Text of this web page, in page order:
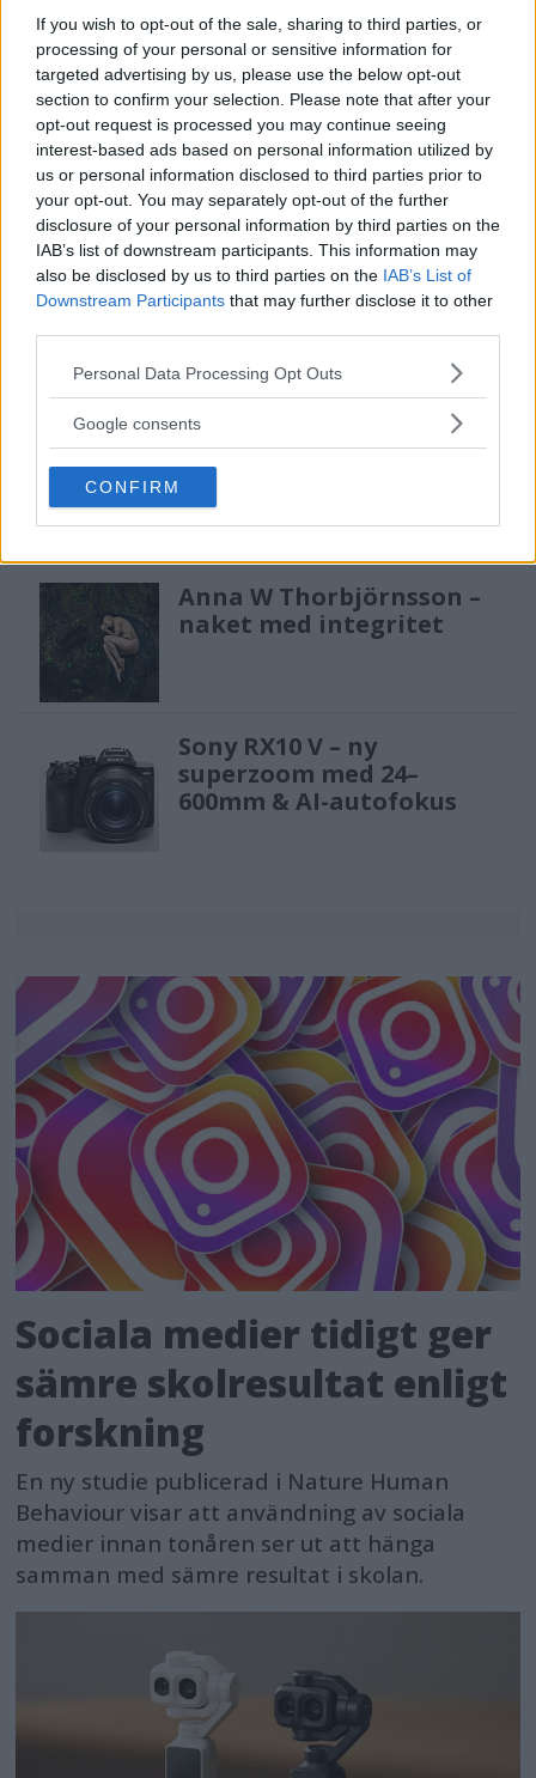
If you wish to opt-out of the sale, sharing to third parties, or
processing of your personal or sensitive information for
targeted advertising by us, please use the below opt-out
section to confirm your selection. Please note that after your
opt-out request is processed you may continue seeing
interest-based ads based on personal information utilized by
us or personal information disclosed to third parties prior to
your opt-out. You may separately opt-out of the further
disclosure of your personal information by third parties on the
IAB’s list of downstream participants. This information may
also be disclosed by us to third parties on the IAB’s List of
Downstream Participants that may further disclose it to other
Please note that this website/app uses one or more Google
not limited to your visit or usage behaviour. You may click to
use your data for below specified purposes in below Google
consent section.
Personal Data Processing Opt Outs
Google consents
CONFIRM
släppt – får 10-bitars D-
Log 2 & 3x optisk zoom
Sony lägger bud på
Tamron – kan vara värt
12 miljarder kronor
F3 Foto – Sveriges nya
Sony FE 100-400mm F5,6-8
OSS – lätt telezoom för
fågel, sport & natur
Anna W Thorbjörnsson –
naket med integritet
Sony RX10 V – ny
superzoom med 24–
600mm & AI-autofokus
Sociala medier tidigt ger
sämre skolresultat enligt
forskning
En ny studie publicerad i Nature Human
Behaviour visar att användning av sociala
medier innan tonåren ser ut att hänga
samman med sämre resultat i skolan.